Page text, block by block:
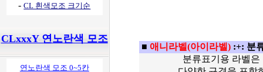
-CL 흰색모조 크기순
CLxxxY 연노란색 모조
연노란색 모조 0~5칸
■ 애니라벨(아이라벨) :+: 분
분류표기용 라벨